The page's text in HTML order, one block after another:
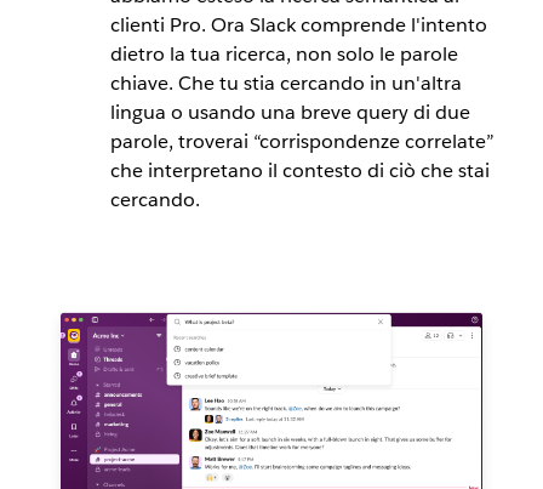
clienti Pro. Ora Slack comprende l'intento
dietro la tua ricerca, non solo le parole
chiave. Che tu stia cercando in un'altra
lingua o usando una breve query di due
parole, troverai “corrispondenze correlate”
che interpretano il contesto di ciò che stai
cercando.